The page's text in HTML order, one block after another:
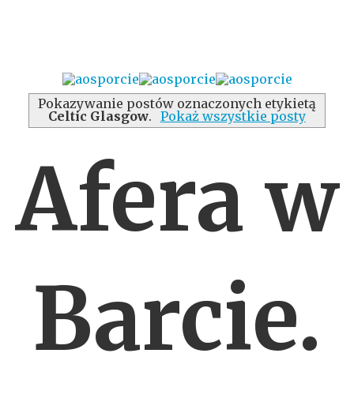
Pokazywanie postów oznaczonych etykietą
Celtic Glasgow. Pokaż wszystkie posty
Afera w
Barcie.